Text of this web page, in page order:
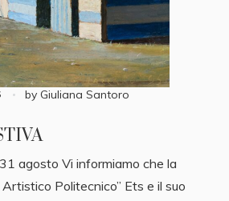
by Giuliana Santoro
agosto Vi informiamo che la
Politecnico” Ets e il suo